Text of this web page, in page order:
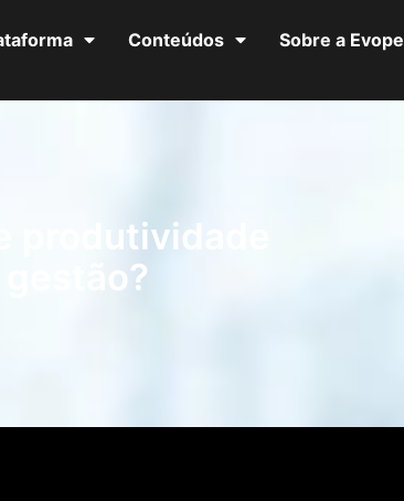
Conteúdos
Sobre a Evope
produtividade
gestão?